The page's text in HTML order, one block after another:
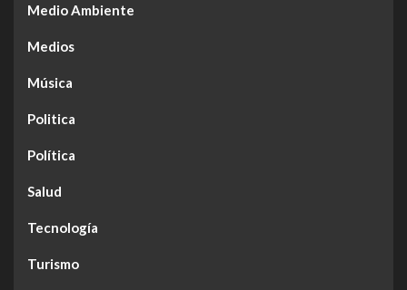
Medio Ambiente
Medios
Música
Politica
Política
Salud
Tecnología
Turismo